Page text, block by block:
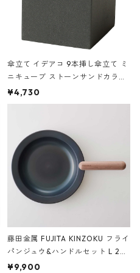
傘立て イデアコ 9本挿し傘立て ミ
ニキューブ ストーンサンドカラー
石調 ideaco Umbrella Stand CUB
E ストーンサンドブラック
¥4,730
藤田金属 FUJITA KINZOKU フライ
パンジュウ&ハンドルセット L 24c
m ガス火・IH対応 鉄フライパン
¥9,900